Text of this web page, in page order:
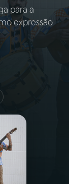
para a
expressão